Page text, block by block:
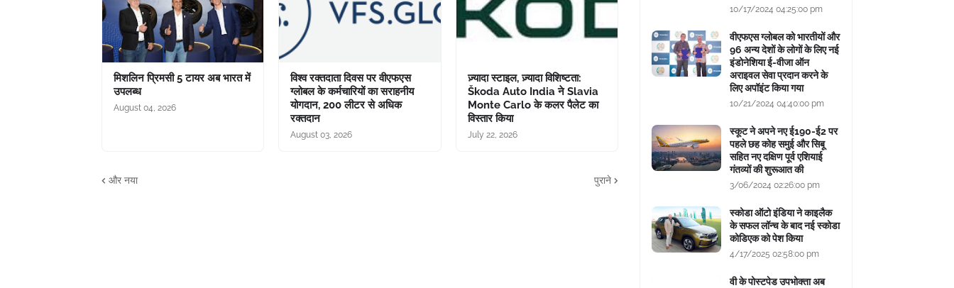
मिशलिन प्रिमसी 5 टायर अब भारत में
उपलब्ध
August 04, 2026
विश्व रक्तदाता दिवस पर वीएफएस
ग्लोबल के कर्मचारियों का सराहनीय
योगदान, 200 लीटर से अधिक
रक्तदान
August 03, 2026
ज़्यादा स्टाइल, ज़्यादा विशिष्टता:
Škoda Auto India ने Slavia
Monte Carlo के कलर पैलेट का
विस्तार किया
July 22, 2026
और नया पुराने
10/17/2024 04:25:00 pm
वीएफएस ग्लोबल को भारतीयों और
96 अन्य देशों के लोगों के लिए नई
इंडोनेशिया ई-वीजा ऑन
अराइवल सेवा प्रदान करने के
लिए अपॉइंट किया गया
10/21/2024 04:40:00 pm
स्कूट ने अपने नए ई190-ई2 पर
पहले छह कोह समुई और सिबू
सहित नए दक्षिण पूर्व एशियाई
गंतव्यों की शुरूआत की
3/06/2024 02:26:00 pm
स्कोडा ऑटो इंडिया ने काइलैक
के सफल लॉन्च के बाद नई स्कोडा
कोडिएक को पेश किया
4/17/2025 02:58:00 pm
वी के पोस्टपेड उपभोक्ता अब